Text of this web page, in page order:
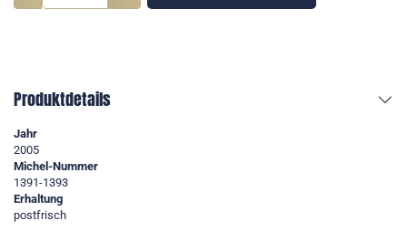
Produktdetails
Jahr
2005
Michel-Nummer
1391-1393
Erhaltung
postfrisch